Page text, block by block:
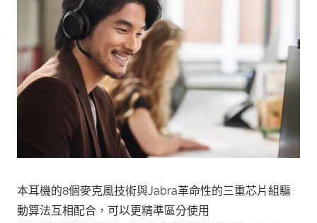
本耳機的8個麥克風技術與Jabra革命性的三重芯片組驅
動算法互相配合，可以更精準區分使用